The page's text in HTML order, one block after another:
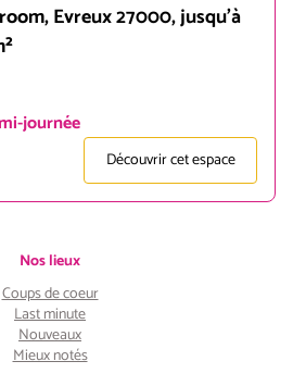
Evreux 27000, jusqu'à
journée
Découvrir cet espace
Nos lieux
Coups de coeur
Last minute
Nouveaux
Mieux notés